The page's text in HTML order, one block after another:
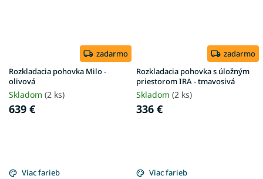
zadarmo
Rozkladacia pohovka Milo -
olivová
Skladom (2 ks)
639 €
zadarmo
Rozkladacia pohovka s úložným
priestorom IRA - tmavosivá
Skladom (2 ks)
336 €
Viac farieb Viac farieb